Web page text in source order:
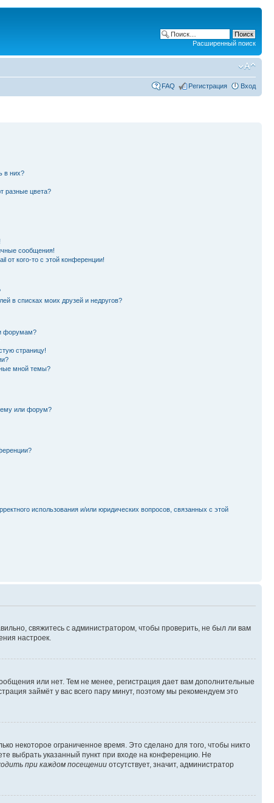
Расширенный поиск
FAQ Регистрация Вход
в них?
разные цвета?
сообщения!
от кого-то с этой конференции!
в списках моих друзей и недругов?
форумам?
страницу!
мной темы?
или форум?
использования и/или юридических вопросов, связанных с этой
свяжитесь с администратором, чтобы проверить, не был ли вам
настроек.
или нет. Тем не менее, регистрация дает вам дополнительные
займёт у вас всего пару минут, поэтому мы рекомендуем это
некоторое ограниченное время. Это сделано для того, чтобы никто
выбрать указанный пункт при входе на конференцию. Не
при каждом посещении отсутствует, значит, администратор